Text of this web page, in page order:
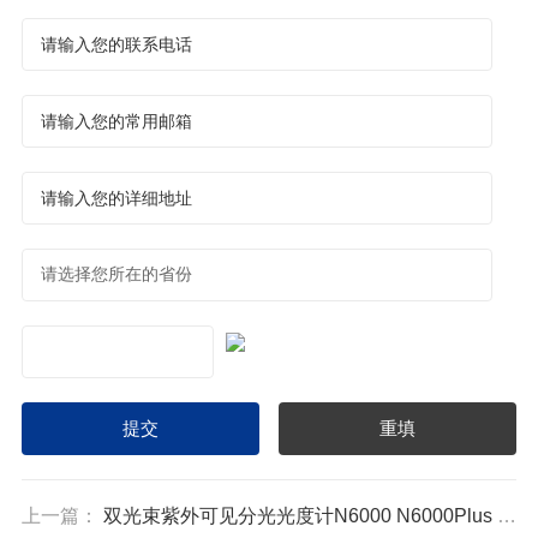
上一篇： 双光束紫外可见分光光度计N6000 N6000Plus N6000Plus